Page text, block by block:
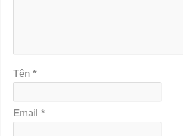
Tên*
Email*